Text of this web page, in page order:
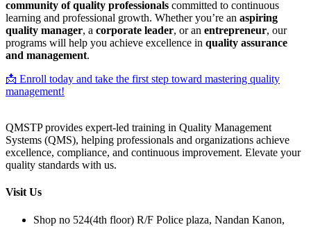
community of quality professionals committed to continuous
learning and professional growth. Whether you’re an aspiring
quality manager, a corporate leader, or an entrepreneur, our
programs will help you achieve excellence in quality assurance
and management.
📩 Enroll today and take the first step toward mastering quality
management!
QMSTP provides expert-led training in Quality Management
Systems (QMS), helping professionals and organizations achieve
excellence, compliance, and continuous improvement. Elevate your
quality standards with us.
Visit Us
Shop no 524(4th floor) R/F Police plaza, Nandan Kanon,